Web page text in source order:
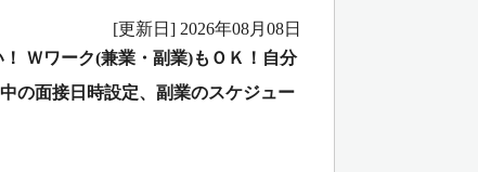
[更新日] 2026年08月08日
Ｗワーク(兼業・副業)もＯＫ！自分
の面接日時設定、副業のスケジュー